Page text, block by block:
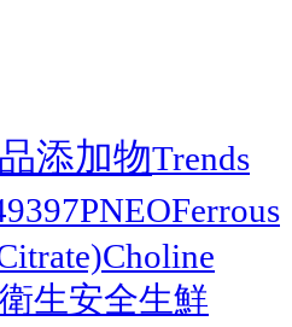
添加物Trends
NEOFerrous
Choline
衛生安全生鮮